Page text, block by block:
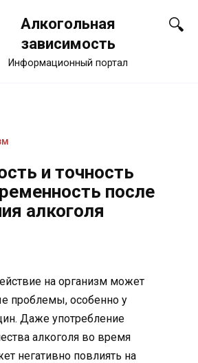
Алкогольная
зависимость
Информационный портал
и точность
после
алкоголя
на организм может
проблемы, особенно у
Даже употребление
алкоголя во время
негативно повлиять на